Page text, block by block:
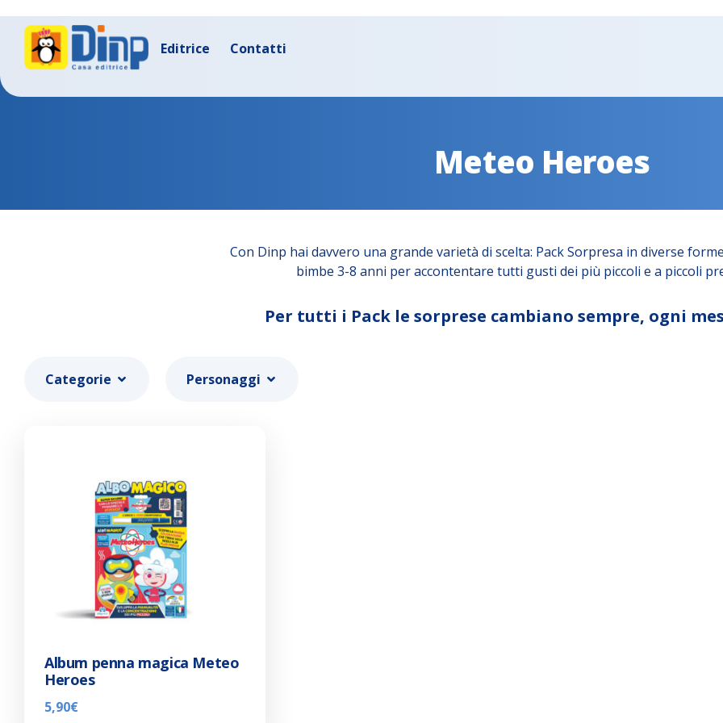
Editrice Contatti
Meteo Heroes
Con Dinp hai davvero una grande varietà di scelta: Pack Sorpresa in diverse
bimbe 3-8 anni per accontentare tutti gusti dei più piccoli e a piccoli
Per tutti i Pack le sorprese cambiano sempre, ogni
Categorie Personaggi
Album penna magica Meteo
Heroes
5,90€